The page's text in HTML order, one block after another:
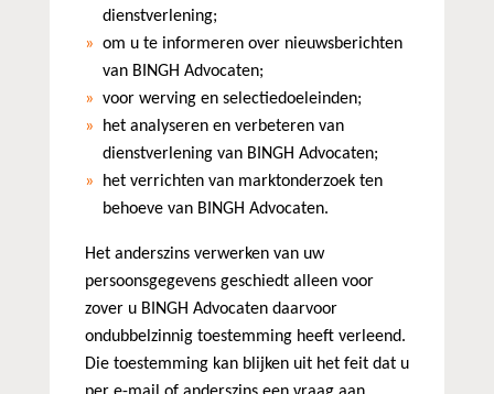
dienstverlening;
om u te informeren over nieuwsberichten
van BINGH Advocaten;
voor werving en selectiedoeleinden;
het analyseren en verbeteren van
dienstverlening van BINGH Advocaten;
het verrichten van marktonderzoek ten
behoeve van BINGH Advocaten.
Het anderszins verwerken van uw
persoonsgegevens geschiedt alleen voor
zover u BINGH Advocaten daarvoor
ondubbelzinnig toestemming heeft verleend.
Die toestemming kan blijken uit het feit dat u